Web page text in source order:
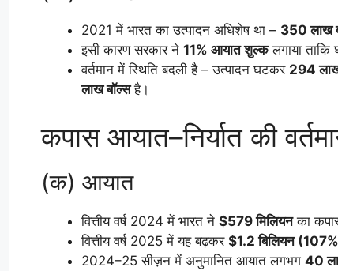
2021 में भारत का उत्पादन अधिशेष था – 350 लाख
इसी कारण सरकार ने 11% आयात शुल्कलगाया
वर्तमान में स्थिति बदली है – उत्पादन घटकर 294
लाख बॉल्सहै।
कपास आयात–निर्यात की
(क) आयात
वित्तीय वर्ष 2024 में भारत ने $579 मिलियनका
वित्तीय वर्ष 2025 में यह बढ़कर $1.2 बिलियन (107%
2024–25 सीज़न में अनुमानित आयात लगभग 40